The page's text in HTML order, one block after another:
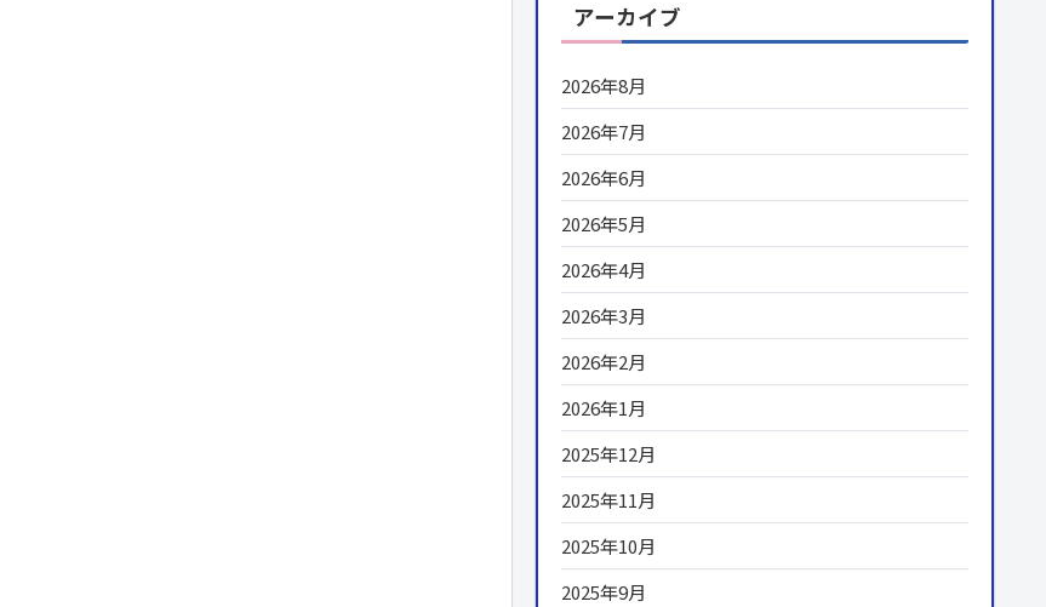
アーカイブ
2026年8月
2026年7月
2026年6月
2026年5月
2026年4月
2026年3月
2026年2月
2026年1月
2025年12月
2025年11月
2025年10月
2025年9月